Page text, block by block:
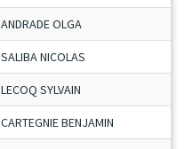
ANDRADE OLGA
SALIBA NICOLAS
LECOQ SYLVAIN
CARTEGNIE BENJAMIN